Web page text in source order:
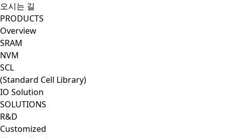
오시는 길
PRODUCTS
Overview
SRAM
NVM
SCL
(Standard Cell Library)
IO Solution
SOLUTIONS
R&D
Customized